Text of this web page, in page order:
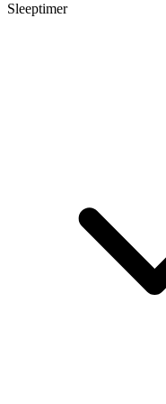
Sleeptimer